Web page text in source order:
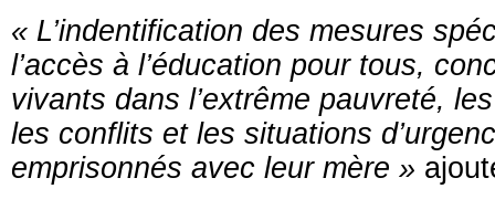
« L’indentification des mesures
l’accès à l’éducation pour tous,
vivants dans l’extrême pauvreté,
les conflits et les situations
emprisonnés avec leur mère »